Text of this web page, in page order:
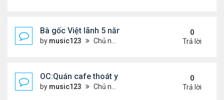
Bà gốc Việt lãnh 5 năm tù vì đe dọa đánh bom
by music123 Chủ nhật Tháng 2 22, 2026 5:53 pm
0
Trả lời
OC:Quán cafe thoát y của gốc Việt bị Cảnh sát
by music123 Chủ nhật Tháng 2 22, 2026 5:45 pm
0
Trả lời